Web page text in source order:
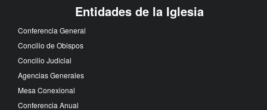
Entidades de la Iglesia
Conferencia General
Concilio de Obispos
Concilio Judicial
Agencias Generales
Mesa Conexional
Conferencia Anual